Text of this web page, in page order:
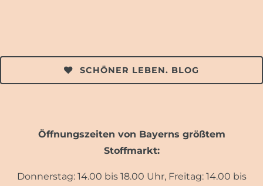
SCHÖNER LEBEN. BLOG
Öffnungszeiten von Bayerns größtem
Stoffmarkt:
Donnerstag: 14.00 bis 18.00 Uhr, Freitag: 14.00 bis